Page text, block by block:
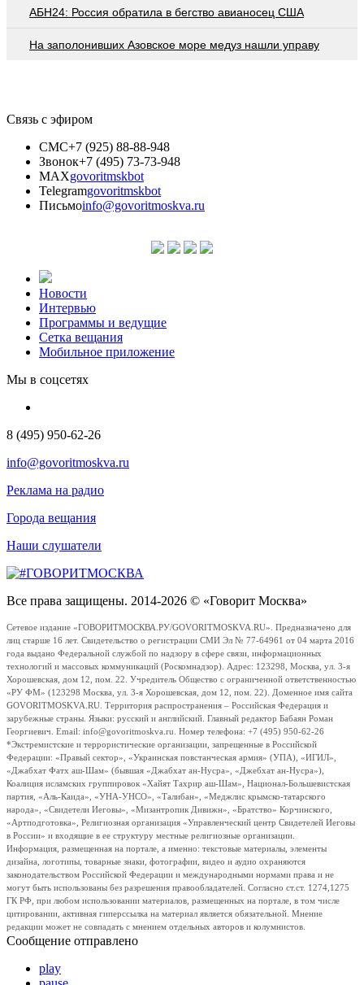
АБН24: Россия обратила в бегство авианосец США
На заполонивших Азовское море медуз нашли управу
Связь с эфиром
СМС+7 (925) 88-88-948
Звонок+7 (495) 73-73-948
MAXgovoritmskbot
Telegramgovoritmskbot
Письмоinfo@govoritmoskva.ru
Новости
Интервью
Программы и ведущие
Сетка вещания
Мобильное приложение
Мы в соцсетях
8 (495) 950-62-26
info@govoritmoskva.ru
Реклама на радио
Города вещания
Наши слушатели
Все права защищены. 2014-2026 © «Говорит Москва»
Сетевое издание «ГОВОРИТМОСКВА.РУ/GOVORITMOSKVA.RU». Предназначено для
лиц старше 16 лет. Свидетельство о регистрации СМИ Эл № 77-64961 от 04 марта 2016
года выдано Федеральной службой по надзору в сфере связи, информационных
технологий и массовых коммуникаций (Роскомнадзор). Адрес: 123298, Москва, ул. 3-я
Хорошевская, дом 12, пом. 22. Учредитель Общество с ограниченной ответственностью
«РУ ФМ» (123298 Москва, ул. 3-я Хорошевская, дом 12, пом. 22). Доменное имя сайта
GOVORITMOSKVA.RU. Территория распространения – Российская Федерация и
зарубежные страны. Языки: русский и английский. Главный редактор Бабаян Роман
Георгиевич. Email: info@govoritmoskva.ru. Номер телефона: +7 (495) 950-62-26
*Экстремистские и террористические организации, запрещенные в Российской
Федерации: «Правый сектор», «Украинская повстанческая армия» (УПА), «ИГИЛ»,
«Джабхат Фатх аш-Шам» (бывшая «Джабхат ан-Нусра», «Джебхат ан-Нусра»),
Коалиция исламских группировок «Хайят Тахрир аш-Шам», Национал-Большевистская
партия, «Аль-Каида», «УНА-УНСО», «Талибан», «Меджлис крымско-татарского
народа», «Свидетели Иеговы», «Мизантропик Дивижн», «Братство» Корчинского,
«Артподготовка», Религиозная организация «Управленческий центр Свидетелей Иеговы
в России» и входящие в ее структуру местные религиозные организации.
Информация, размещенная на портале, а именно: текстовые материалы, элементы
дизайна, логотипы, товарные знаки, фотографии, видео и аудио охраняются
законодательством Российской Федерации и международными нормами права и не
могут быть использованы без разрешения правообладателей. Согласно ст.ст. 1274,1275
ГК РФ, при любом использовании материалов, размещенных на портале, в том числе
цитировании, активная гиперссылка на материал является обязательной. Мнение
редакции может не совпадать с мнением отдельных авторов и колумнистов.
Сообщение отправлено
play